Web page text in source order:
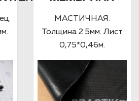
МАСТИЧНАЯ.
Толщина 2.5мм. Лист
0,75*0,46м.